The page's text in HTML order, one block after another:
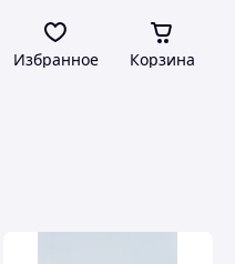
Избранное Корзина